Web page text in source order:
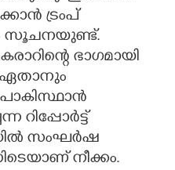
ട്രംപ്
സൂചനയുണ്ട്.
ഭാഗമായി
ഏതാനും
റിപ്പോർട്ട്
സംഘർഷ
നീക്കം.